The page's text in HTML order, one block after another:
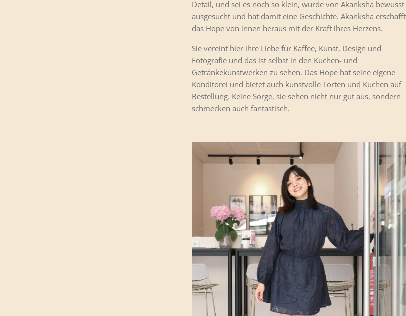
Detail, und sei es noch so klein, wurde von Akanksha bewusst
ausgesucht und hat damit eine Geschichte. Akanksha erschafft
das Hope von innen heraus mit der Kraft ihres Herzens.
Sie vereint hier ihre Liebe für Kaffee, Kunst, Design und
Fotografie und das ist selbst in den Kuchen- und
Getränkekunstwerken zu sehen. Das Hope hat seine eigene
Konditorei und bietet auch kunstvolle Torten und Kuchen auf
Bestellung. Keine Sorge, sie sehen nicht nur gut aus, sondern
schmecken auch fantastisch.